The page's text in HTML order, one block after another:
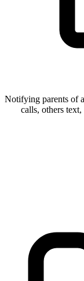
Notifying parents of
calls, others text,